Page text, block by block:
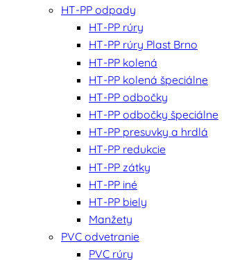
HT-PP odpady
HT-PP rúry
HT-PP rúry Plast Brno
HT-PP kolená
HT-PP kolená špeciálne
HT-PP odbočky
HT-PP odbočky špeciálne
HT-PP presuvky a hrdlá
HT-PP redukcie
HT-PP zátky
HT-PP iné
HT-PP biely
Manžety
PVC odvetranie
PVC rúry